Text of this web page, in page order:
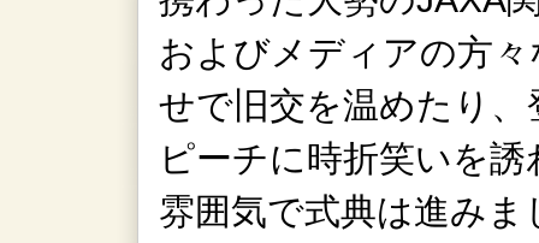
およびメディアの方
せで旧交を温めたり
ピーチに時折笑いを
雰囲気で式典は進みま